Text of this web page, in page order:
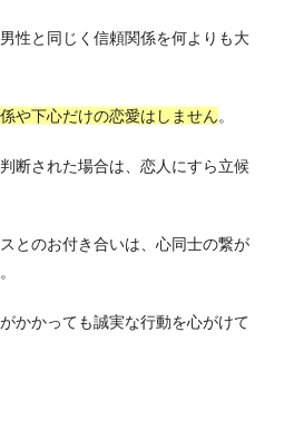
性と同じく信頼関係を何よりも大
や下心だけの恋愛はしません。
断された場合は、恋人にすら立候
とのお付き合いは、心同士の繋が
かかっても誠実な行動を心がけて